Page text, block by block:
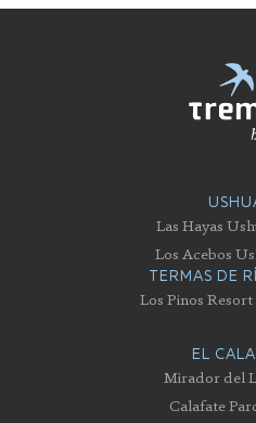
Las Hayas
Los Acebos
TERMAS DE
Los Pinos
EL
Mirador del
Calafate